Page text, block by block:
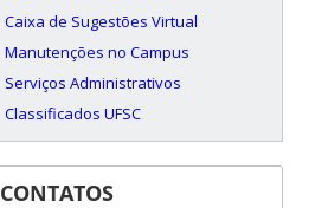
Caixa de Sugestões Virtual
Manutenções no Campus
Serviços Administrativos
Classificados UFSC
CONTATOS